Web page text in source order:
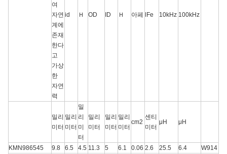
여
자연
계에
존재
한다
고
가상
한
자연
력
id Ｈ OD ID Ｈ 아페 lFe 10kHz 100kHz
밀리
미터
밀리
미터
밀
리
미
터
밀리
미터
밀리
미터
밀리
미터
cm2
센티
미터
μH μH
KMN986545 9.8 6.5 4.5 11.3 5 6.1 0.06 2.6 25.5 6.4
W914